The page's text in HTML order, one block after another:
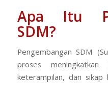
Apa Itu
SDM?
Pengembangan SDM
proses meningkatkan
keterampilan, dan sikap